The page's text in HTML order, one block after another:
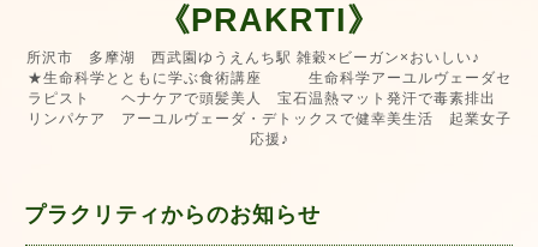
《PRAKRTI》
所沢市 多摩湖 西武園ゆうえんち駅 雑穀×ビーガン×おいしい♪
★生命科学とともに学ぶ食術講座 生命科学アーユルヴェーダセ
ラピスト ヘナケアで頭髪美人 宝石温熱マット発汗で毒素排出
リンパケア アーユルヴェーダ・デトックスで健幸美生活 起業女子
応援♪
プラクリティからのお知らせ